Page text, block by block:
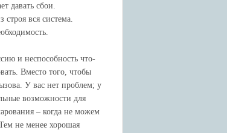
давать сбои.
строя вся система.
и неспособность что-
Вместо того, чтобы
У вас нет проблем; у
возможности для
– когда не можем
не менее хорошая